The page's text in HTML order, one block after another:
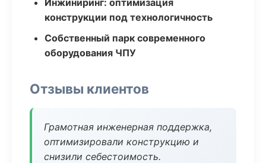
Инжиниринг: оптимизация
конструкции под технологичность
Собственный парк современного
оборудования ЧПУ
Отзывы клиентов
Грамотная инженерная поддержка,
оптимизировали конструкцию и
снизили себестоимость.